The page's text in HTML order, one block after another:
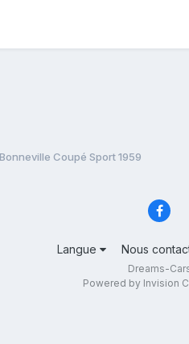
Coupé Sport 1959
Langue Nous
Dreams-
Powered by Invision